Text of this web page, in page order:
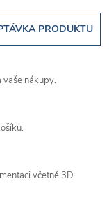
PRODUKTU
nákupy.
včetně 3D